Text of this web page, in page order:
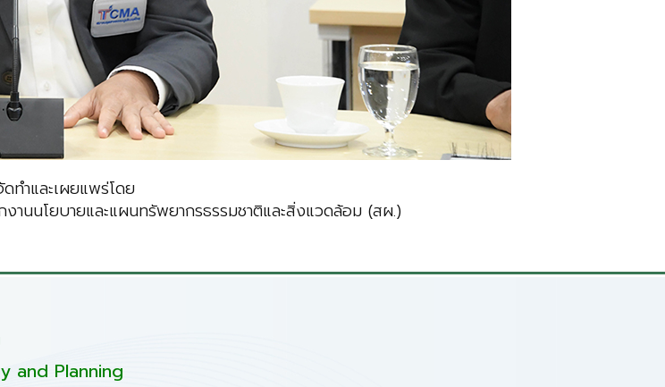
ทำและเผยแพร่โดย
านนโยบายและแผนทรัพยากรธรรมชาติและสิ่งแวดล้อม (สผ.)
and Planning